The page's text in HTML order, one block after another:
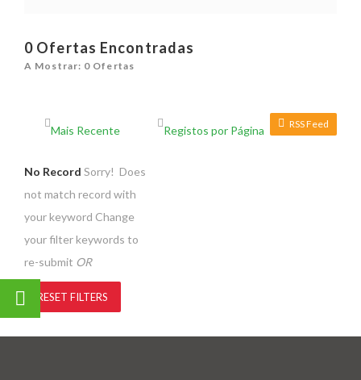
0 Ofertas Encontradas
A Mostrar: 0 Ofertas
RSS Feed
No Record Sorry! Does
not match record with
your keyword Change
your filter keywords to
re-submit OR
RESET FILTERS